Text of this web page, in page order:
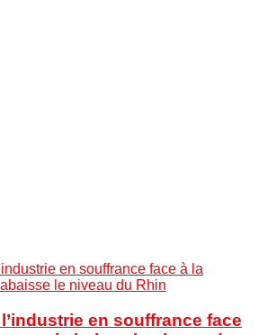
en souffrance face